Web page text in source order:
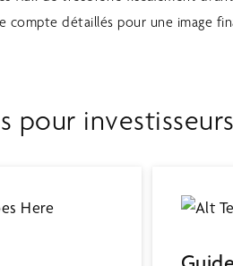
compte détaillés pour une image
pour